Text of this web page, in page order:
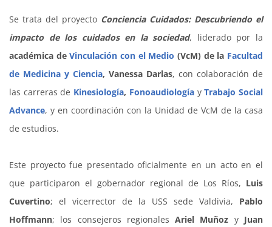
Se trata del proyecto Conciencia Cuidados: Descubriendo el
impacto de los cuidados en la sociedad, liderado por la
académica deVinculación con el Medio (VcM) de la Facultad
de Medicina y Ciencia, Vanessa Darlas, con colaboración de
las carreras de Kinesiología, FonoaudiologíayTrabajo Social
Advance, y en coordinación con la Unidad de VcM de la casa
de estudios.
Este proyecto fue presentado oficialmente en un acto en el
que participaron el gobernador regional de Los Ríos, Luis
Cuvertino; el vicerrector de la USS sede Valdivia, Pablo
Hoffmann; los consejeros regionalesAriel Muñoz y Juan